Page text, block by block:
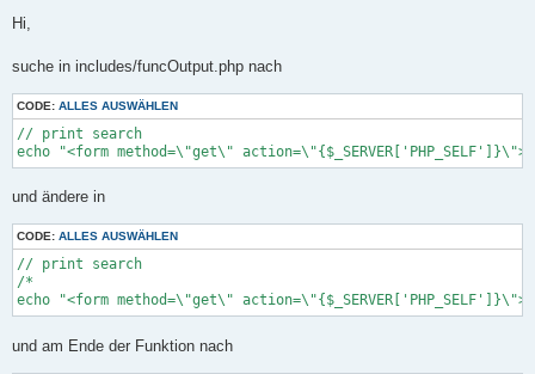
t
a
Hi,
suche in includes/funcOutput.php nach
CODE: ALLES AUSWÄHLEN
// print search
echo "<form method=\"get\"
und ändere in
CODE: ALLES AUSWÄHLEN
// print search
/*
echo "<form method=\"get\"
und am Ende der Funktion nach